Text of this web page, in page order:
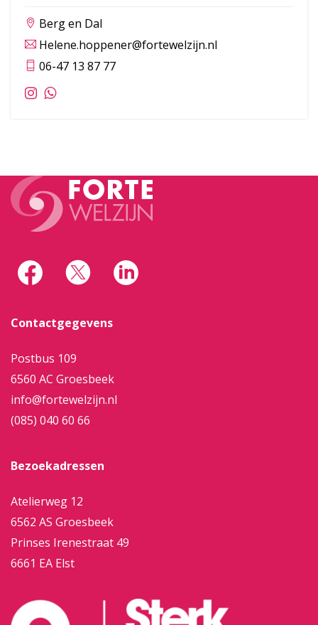
Berg en Dal
Helene.hoppener@fortewelzijn.nl
06-47 13 87 77
Contactgegevens
Postbus 109
6560 AC Groesbeek
info@fortewelzijn.nl
(085) 040 60 66
Bezoekadressen
Atelierweg 12
6562 AS Groesbeek
Prinses Irenestraat 49
6661 EA Elst